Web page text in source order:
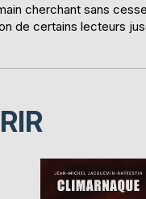
cherchant sans
de certains lecteurs